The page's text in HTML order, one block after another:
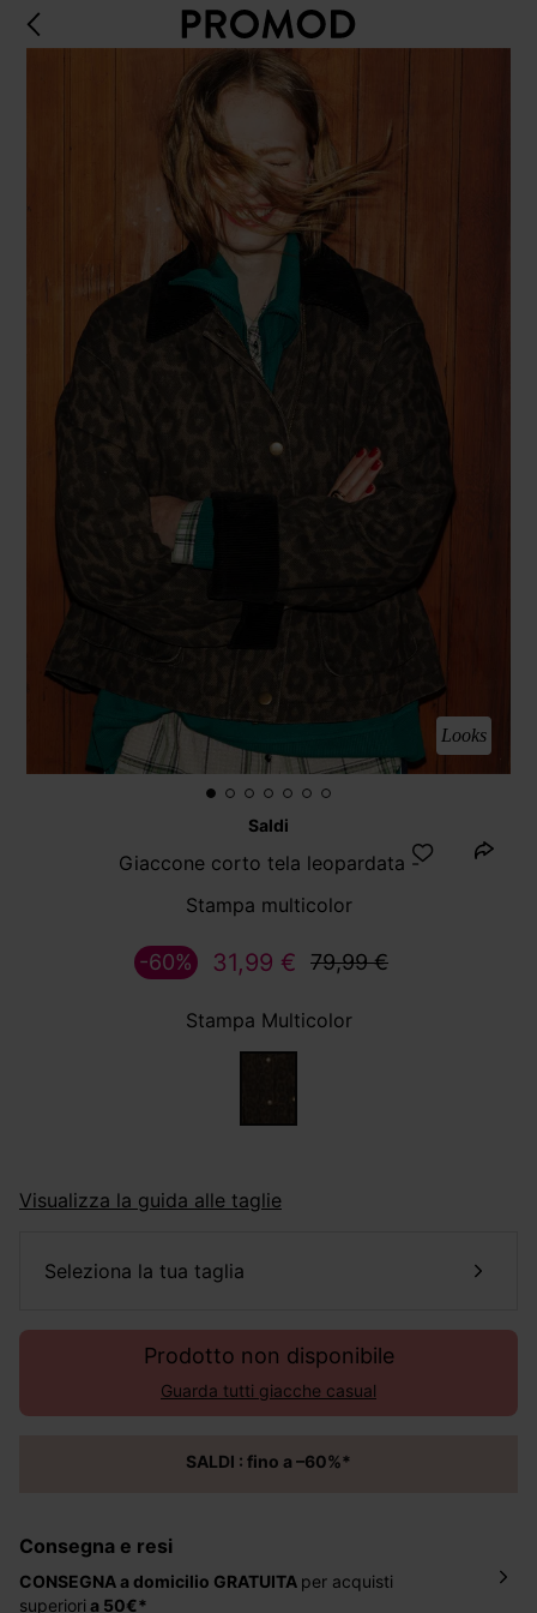
Looks
Saldi
Giaccone corto tela leopardata -
Stampa multicolor
31,99 € 79,99 €
-60%
Stampa Multicolor
Visualizza la guida alle taglie
seleziona la tua taglia
Prodotto non disponibile
Guarda tutti giacche casual
SALDI : fino a –60%*
Consegna e resi
CONSEGNA a domicilio GRATUITA per acquisti
superiori a 50€*